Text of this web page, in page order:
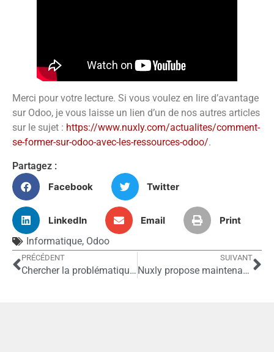
Merci pour votre lecture. Si vous voulez en lire d’avantage
sur Odoo, je vous laisse un lien d’un de nos autres articles
sur le sujet : https://www.nuxly.com/actualites/comment-
se-former-sur-odoo-avec-les-ressources-odoo/.
Partagez :
Facebook
Twitter
LinkedIn Email
Print
Informatique, Odoo
PRÉCÉDENT
Chercher la problématique avant la solution
SUIVANT
Nuxly propose maintenant ses prestations d’accompagnement en gestion de projet IT et de CTO à Bayonne pour servir les PME et Startups du Sud-Ouest !